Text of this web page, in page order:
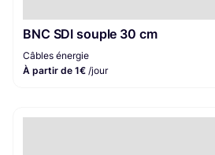
BNC SDI souple 30 cm
Câbles énergie
À partir de 1€ /jour